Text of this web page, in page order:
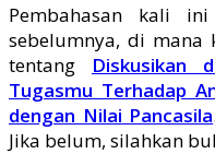
Pembahasan kali
sebelumnya, di mana
tentang Diskusikan
Tugasmu Terhadap
dengan Nilai Pancasila
Jika belum, silahkan